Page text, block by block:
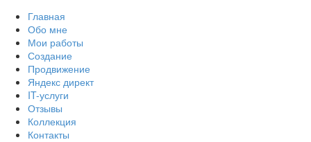
Главная
Обо мне
Мои работы
Создание
Продвижение
Яндекс директ
IT-услуги
Отзывы
Коллекция
Контакты